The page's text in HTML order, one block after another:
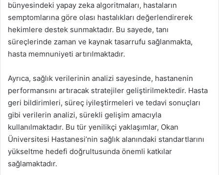
bünyesindeki yapay zeka algoritmaları, hastaların
semptomlarına göre olası hastalıkları değerlendirerek
hekimlere destek sunmaktadır. Bu sayede, tanı
süreçlerinde zaman ve kaynak tasarrufu sağlanmakta,
hasta memnuniyeti artırılmaktadır.
Ayrıca, sağlık verilerinin analizi sayesinde, hastanenin
performansını artıracak stratejiler geliştirilmektedir. Hasta
geri bildirimleri, süreç iyileştirmeleri ve tedavi sonuçları
gibi verilerin analizi, sürekli gelişim amacıyla
kullanılmaktadır. Bu tür yenilikçi yaklaşımlar, Okan
Üniversitesi Hastanesi’nin sağlık alanındaki standartlarını
yükseltme hedefi doğrultusunda önemli katkılar
sağlamaktadır.